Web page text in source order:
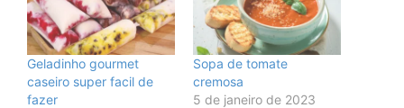
Geladinho gourmet
caseiro super facil de
fazer
Sopa de tomate
cremosa
5 de janeiro de 2023